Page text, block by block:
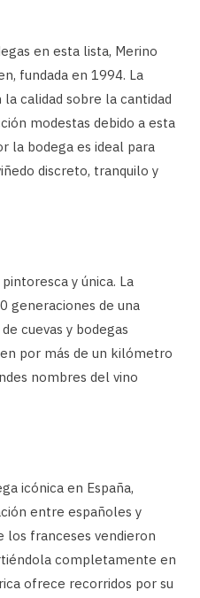
en esta lista, Merino
fundada en 1994. La
calidad sobre la cantidad
modestas debido a esta
la bodega es ideal para
discreto, tranquilo y
y única. La
generaciones de una
cuevas y bodegas
por más de un kilómetro
nombres del vino
icónica en España,
entre españoles y
los franceses vendieron
completamente en
ofrece recorridos por su